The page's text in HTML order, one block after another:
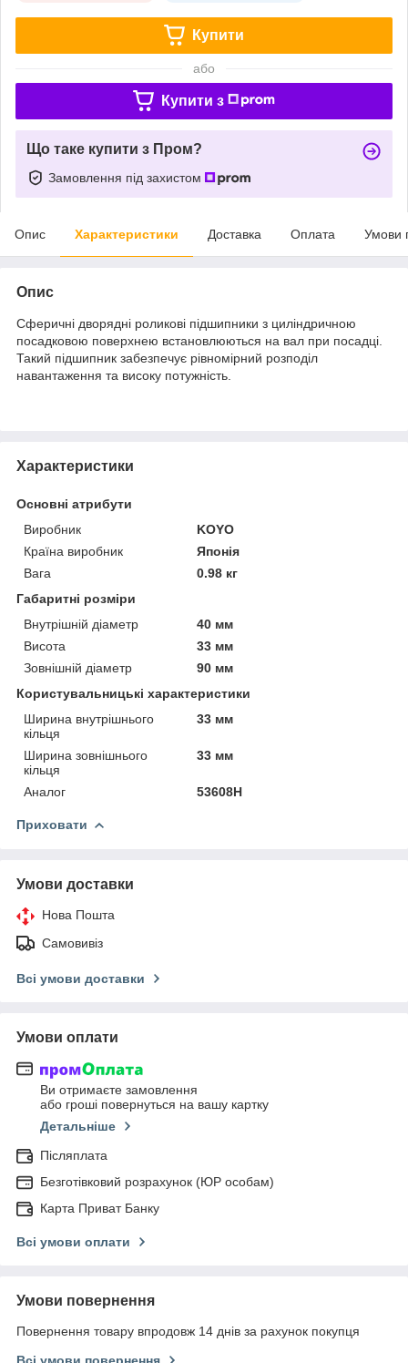
Купити
або
Купити з
Що таке купити з Пром?
Замовлення під захистом
Опис Характеристики Доставка Оплата Умови
Опис
Сферичні дворядні роликові підшипники з циліндричною
посадковою поверхнею встановлюються на вал при посадці.
Такий підшипник забезпечує рівномірний розподіл
навантаження та високу потужність.
Характеристики
Основні атрибути
Виробник
KOYO
Країна виробник
Японія
Вага
0.98 кг
Габаритні розміри
Внутрішній діаметр
40 мм
Висота
33 мм
Зовнішній діаметр
90 мм
Користувальницькі характеристики
Ширина внутрішнього
кільця
33 мм
Ширина зовнішнього
кільця
33 мм
Аналог 53608H
Приховати
Умови доставки
Нова Пошта
Самовивіз
Всі умови доставки
Умови оплати
Ви отримаєте замовлення
або гроші повернуться на вашу картку
Детальніше
Післяплата
Безготівковий розрахунок (ЮР особам)
Карта Приват Банку
Всі умови оплати
Умови повернення
Повернення товару впродовж 14 днів за рахунок покупця